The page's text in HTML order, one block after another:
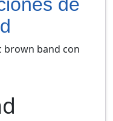
brown band con